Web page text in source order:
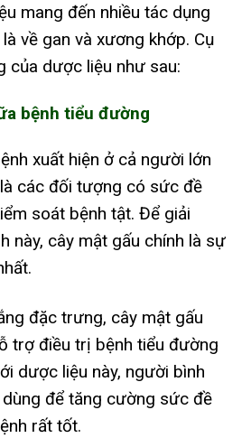
mang đến nhiều tác dụng
về gan và xương khớp. Cụ
của dược liệu như sau:
bệnh tiểu đường
xuất hiện ở cả người lớn
các đối tượng có sức đề
soát bệnh tật. Để giải
này, cây mật gấu chính là sự
đặc trưng, cây mật gấu
trợ điều trị bệnh tiểu đường
dược liệu này, người bình
để tăng cường sức đề
rất tốt.